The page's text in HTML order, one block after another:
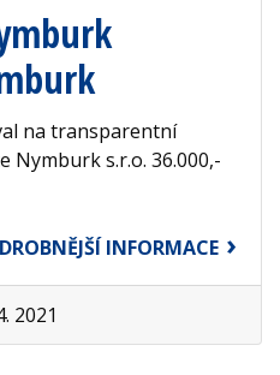
na transparentní
Nymburk s.r.o. 36.000,-
INFORMACE
2021